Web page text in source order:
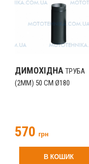
ДИМОХІДНА ТРУБА
(2ММ) 50 СМ Ø180
570 грн
В КОШИК